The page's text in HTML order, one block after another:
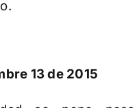
13 de 2015